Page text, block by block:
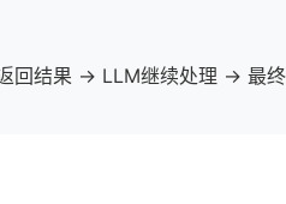
结果 → LLM继续处理 → 最